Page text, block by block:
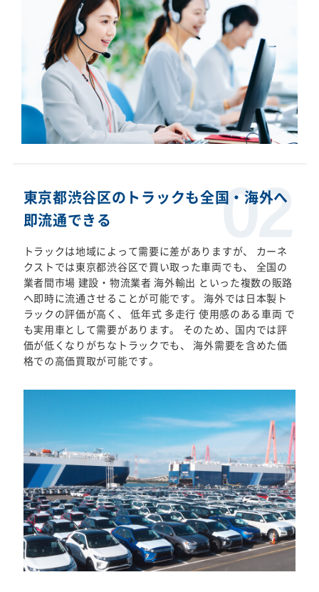
東京都渋谷区のトラックも全国・海外へ
即流通できる
トラックは地域によって需要に差がありますが、 カーネ
クストでは東京都渋谷区で買い取った車両でも、 全国の
業者間市場 建設・物流業者 海外輸出 といった複数の販路
へ即時に流通させることが可能です。 海外では日本製ト
ラックの評価が高く、 低年式 多走行 使用感のある車両 で
も実用車として需要があります。 そのため、国内では評
価が低くなりがちなトラックでも、 海外需要を含めた価
格での高価買取が可能です。